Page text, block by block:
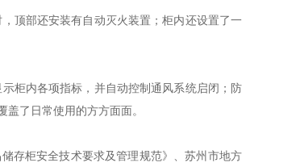
顶部还安装有自动灭火装置；柜内还设置了一
柜内各项指标，并自动控制通风系统启闭；防
了日常使用的方方面面。
存柜安全技术要求及管理规范》、苏州市地方